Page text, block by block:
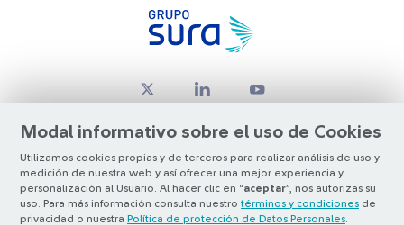
Modal informativo sobre el uso de Cookies
Utilizamos cookies propias y de terceros para realizar análisis de uso y
medición de nuestra web y así ofrecer una mejor experiencia y
personalización al Usuario. Al hacer clic en “aceptar”, nos autorizas su
uso. Para más información consulta nuestro términos y condiciones de
privacidad o nuestra Política de protección de Datos Personales
© Copyright Grupo SURA 2026